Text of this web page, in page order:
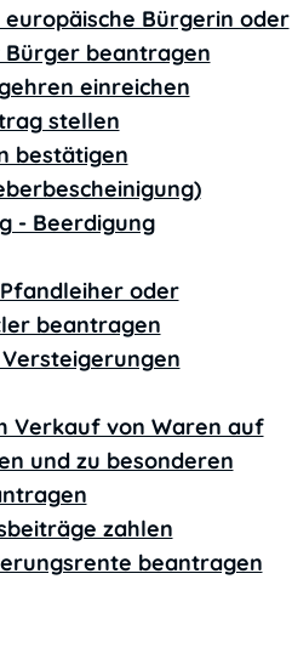
Bürgerin oder
beantragen
einreichen
stellen
bestätigen
- Beerdigung
oder
beantragen
Verkauf von Waren auf
und zu besonderen
zahlen
beantragen